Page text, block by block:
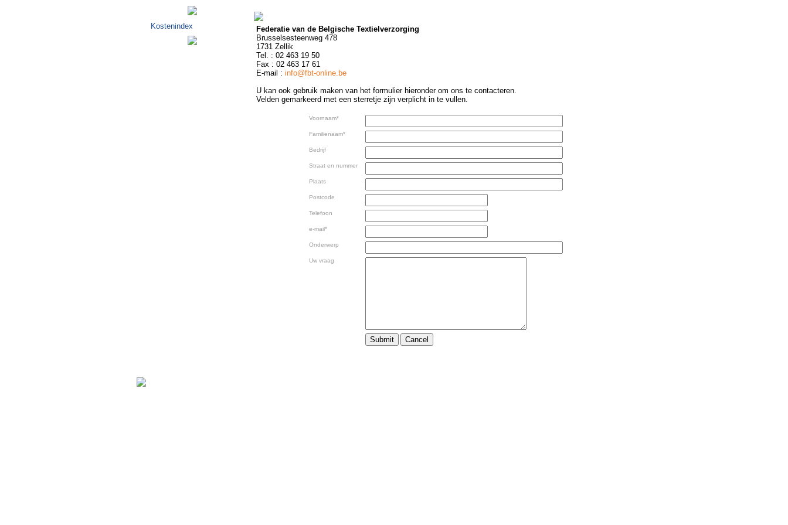
Kostenindex
Federatie van de Belgische Textielverzorging
Brusselsesteenweg 478
1731 Zellik
Tel. : 02 463 19 50
Fax : 02 463 17 61
E-mail : info@fbt-online.be
U kan ook gebruik maken van het formulier hieronder om ons te contacteren.
Velden gemarkeerd met een sterretje zijn verplicht in te vullen.
Voornaam*
Familienaam*
Bedrijf
Straat en nummer
Plaats
Postcode
Telefoon
e-mail*
Onderwerp
Uw vraag